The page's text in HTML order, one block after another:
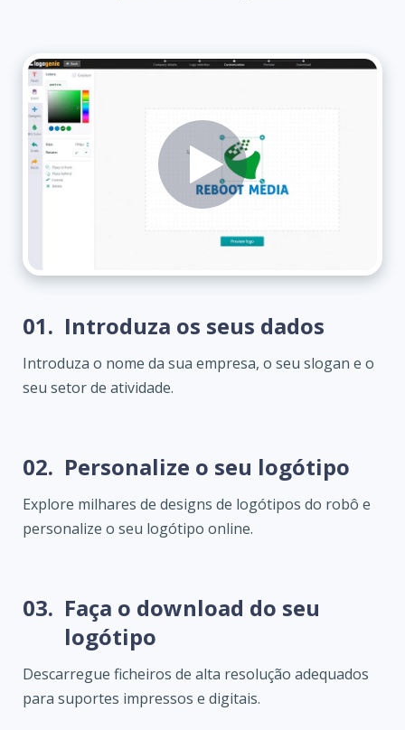
01. Introduza os seus dados
Introduza o nome da sua empresa, o seu slogan e o
seu setor de atividade.
02. Personalize o seu logótipo
Explore milhares de designs de logótipos do robô e
personalize o seu logótipo online.
03. Faça o download do seu
logótipo
Descarregue ficheiros de alta resolução adequados
para suportes impressos e digitais.